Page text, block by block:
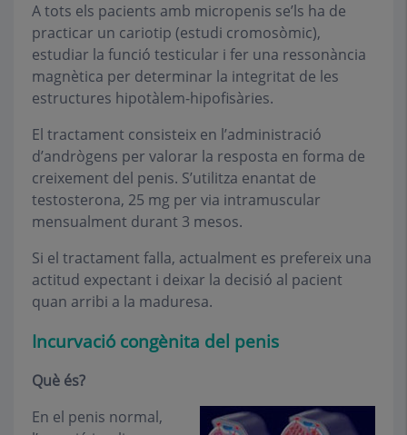
A tots els pacients amb micropenis se’ls ha de
practicar un cariotip (estudi cromosòmic),
estudiar la funció testicular i fer una ressonància
magnètica per determinar la integritat de les
estructures hipotàlem-hipofisàries.
El tractament consisteix en l’administració
d’andrògens per valorar la resposta en forma de
creixement del penis. S’utilitza enantat de
testosterona, 25 mg per via intramuscular
mensualment durant 3 mesos.
Si el tractament falla, actualment es prefereix una
actitud expectant i deixar la decisió al pacient
quan arribi a la maduresa.
Incurvació congènita del penis
Què és?
En el penis normal,